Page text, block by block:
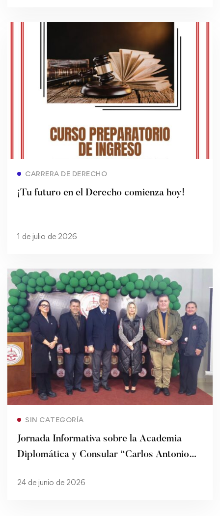
CARRERA DE DERECHO
¡Tu futuro en el Derecho comienza hoy!
1 de julio de 2026
SIN CATEGORÍA
Jornada Informativa sobre la Academia
Diplomática y Consular “Carlos Antonio
24 de junio de 2026